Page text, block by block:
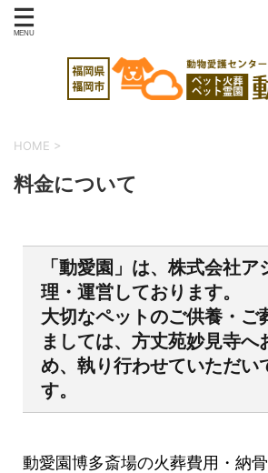
HOME >
料金について
「動愛園」は、株式会社ア
理・運営しております。
大切なペットのご供養・ご
ましては、方丈苑妙見寺へ
め、執り行わせていただい
す。
動愛園博多斎場の火葬費用・納